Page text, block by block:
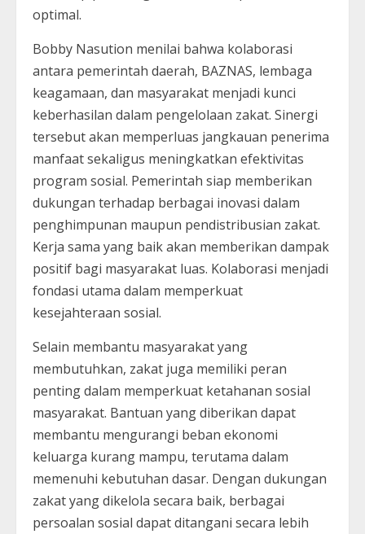
optimal.
Bobby Nasution menilai bahwa kolaborasi
antara pemerintah daerah, BAZNAS, lembaga
keagamaan, dan masyarakat menjadi kunci
keberhasilan dalam pengelolaan zakat. Sinergi
tersebut akan memperluas jangkauan penerima
manfaat sekaligus meningkatkan efektivitas
program sosial. Pemerintah siap memberikan
dukungan terhadap berbagai inovasi dalam
penghimpunan maupun pendistribusian zakat.
Kerja sama yang baik akan memberikan dampak
positif bagi masyarakat luas. Kolaborasi menjadi
fondasi utama dalam memperkuat
kesejahteraan sosial.
Selain membantu masyarakat yang
membutuhkan, zakat juga memiliki peran
penting dalam memperkuat ketahanan sosial
masyarakat. Bantuan yang diberikan dapat
membantu mengurangi beban ekonomi
keluarga kurang mampu, terutama dalam
memenuhi kebutuhan dasar. Dengan dukungan
zakat yang dikelola secara baik, berbagai
persoalan sosial dapat ditangani secara lebih